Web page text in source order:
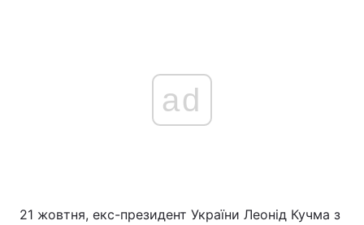
ad
21 жовтня, екс-президент України Леонід Кучма з